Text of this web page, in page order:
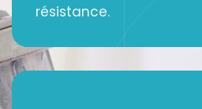
résistance.